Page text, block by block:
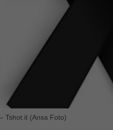
Tshot.it (Ansa Foto)